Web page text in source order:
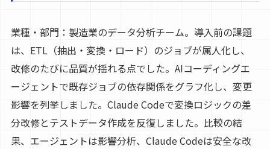
業種・部門：製造業のデータ分析チーム。導入前の課題
は、ETL（抽出・変換・ロード）のジョブが属人化し、
改修のたびに品質が揺れる点でした。AIコーディングエ
ージェントで既存ジョブの依存関係をグラフ化し、変更
影響を列挙しました。Claude Codeで変換ロジックの差
分改修とテストデータ作成を反復しました。比較の結
果、エージェントは影響分析、Claude Codeは安全な改